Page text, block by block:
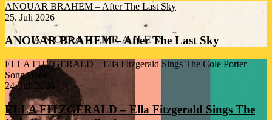
ANOUAR BRAHEM – After The Last Sky
25. Juli 2026
ANOUAR BRAHEM – After The Last Sky
ELLA FITZGERALD – Ella Fitzgerald Sings The Cole Porter
Song Book
24. Juli 2026
ELLA FITZGERALD – Ella Fitzgerald Sings The